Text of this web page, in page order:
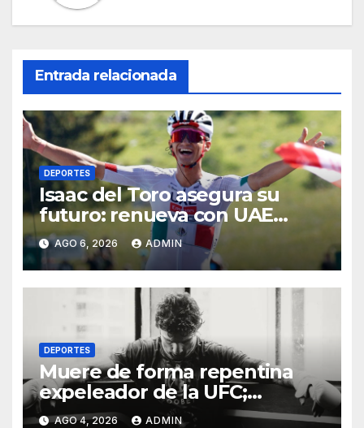
Entrada relacionada
DEPORTES
Isaac del Toro asegura su
futuro: renueva con UAE
Team Emirates hasta 2031
AGO 6, 2026 ADMIN
DEPORTES
Muere de forma repentina
expeleador de la UFC;
investigan las causas
AGO 4, 2026 ADMIN